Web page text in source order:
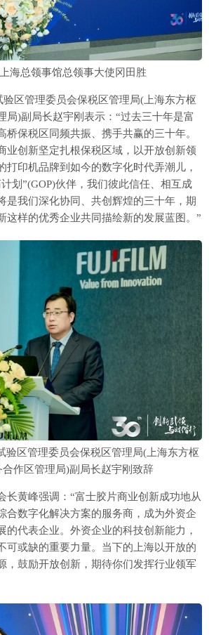
海总领事馆总领事大使冈田胜
区管理委员会保税区管理局(上海东方枢
局)副局长赵宇刚表示：“过去三十年是富
桥保税区同频共振、携手共赢的三十年。
业创新坚定扎根保税区域，以开放创新领
打印机品牌到如今的数字化时代弄潮儿，
划”(GOP)伙伴，我们彼此信任、相互成
是我们深化协同、共创辉煌的三十年，期
这样的优秀企业共同描绘新的发展蓝图。”
验区管理委员会保税区管理局(上海东方枢
作区管理局)副局长赵宇刚致辞
长黄峰强调：“富士胶片商业创新成功地从
合数字化解决方案的服务商，成为外资企
的代表企业。外资企业的科技创新能力，
可或缺的重要力量。当下的上海以开放的
，鼓励开放创新，期待你们发挥行业领军